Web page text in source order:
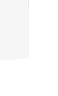
העברת